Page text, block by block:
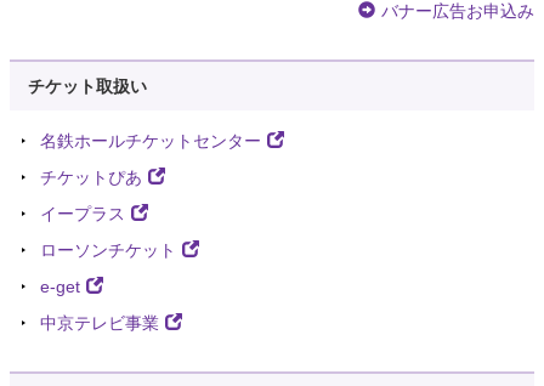
バナー広告お申込み
チケット取扱い
名鉄ホールチケットセンター
チケットぴあ
イープラス
ローソンチケット
e-get
中京テレビ事業